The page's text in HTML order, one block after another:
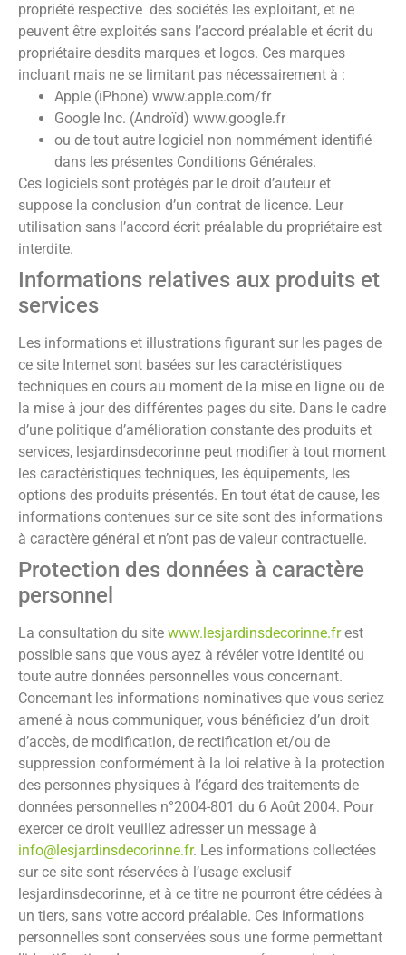
propriété respective des sociétés les exploitant, et ne
peuvent être exploités sans l’accord préalable et écrit du
propriétaire desdits marques et logos. Ces marques
incluant mais ne se limitant pas nécessairement à :
Apple (iPhone) www.apple.com/fr
Google Inc. (Androïd) www.google.fr
ou de tout autre logiciel non nommément identifié
dans les présentes Conditions Générales.
Ces logiciels sont protégés par le droit d’auteur et
suppose la conclusion d’un contrat de licence. Leur
utilisation sans l’accord écrit préalable du propriétaire est
interdite.
Informations relatives aux produits et
services
Les informations et illustrations figurant sur les pages de
ce site Internet sont basées sur les caractéristiques
techniques en cours au moment de la mise en ligne ou de
la mise à jour des différentes pages du site. Dans le cadre
d’une politique d’amélioration constante des produits et
services, lesjardinsdecorinne peut modifier à tout moment
les caractéristiques techniques, les équipements, les
options des produits présentés. En tout état de cause, les
informations contenues sur ce site sont des informations
à caractère général et n’ont pas de valeur contractuelle.
Protection des données à caractère
personnel
La consultation du site www.lesjardinsdecorinne.frest
possible sans que vous ayez à révéler votre identité ou
toute autre données personnelles vous concernant.
Concernant les informations nominatives que vous seriez
amené à nous communiquer, vous bénéficiez d’un droit
d’accès, de modification, de rectification et/ou de
suppression conformément à la loi relative à la protection
des personnes physiques à l’égard des traitements de
données personnelles n°2004-801 du 6 Août 2004. Pour
exercer ce droit veuillez adresser un message à
info@lesjardinsdecorinne.fr. Les informations collectées
sur ce site sont réservées à l’usage exclusif
lesjardinsdecorinne, et à ce titre ne pourront être cédées à
un tiers, sans votre accord préalable. Ces informations
personnelles sont conservées sous une forme permettant